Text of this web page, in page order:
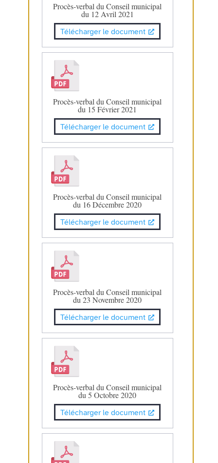
Procès-verbal du Conseil municipal
du 12 Avril 2021
Télécharger le document
Procès-verbal du Conseil municipal
du 15 Février 2021
Télécharger le document
Procès-verbal du Conseil municipal
du 16 Décembre 2020
Télécharger le document
Procès-verbal du Conseil municipal
du 23 Novembre 2020
Télécharger le document
Procès-verbal du Conseil municipal
du 5 Octobre 2020
Télécharger le document